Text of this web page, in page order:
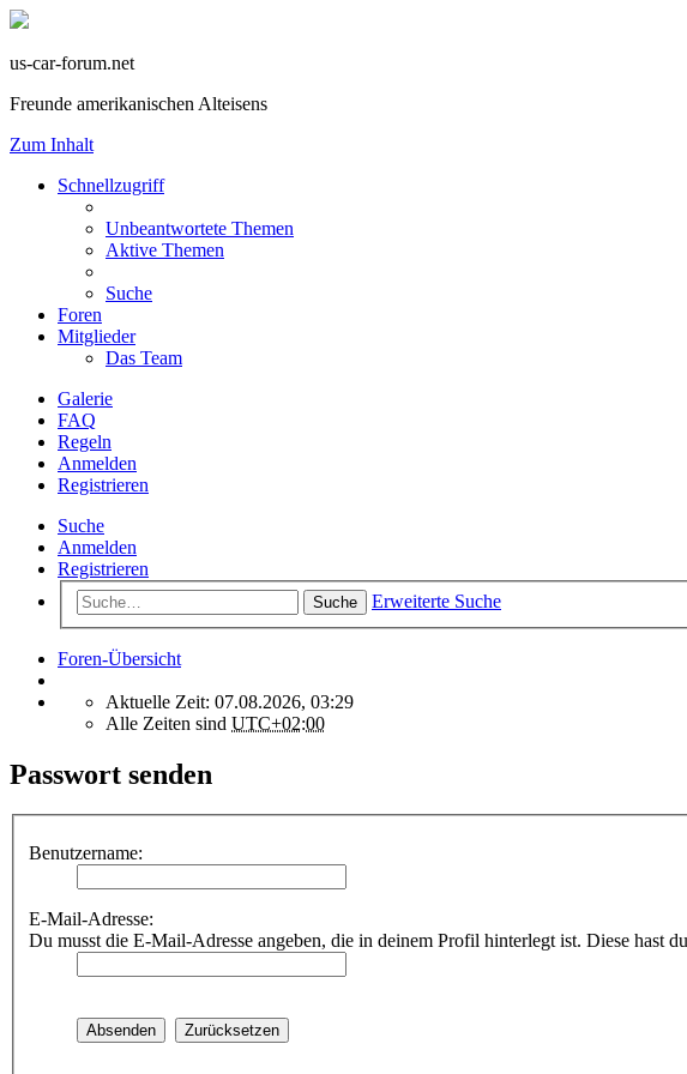
us-car-forum.net
Freunde amerikanischen Alteisens
Zum Inhalt
Schnellzugriff
Unbeantwortete Themen
Aktive Themen
Suche
Foren
Mitglieder
Das Team
Galerie
FAQ
Regeln
Anmelden
Registrieren
Suche
Anmelden
Registrieren
Suche Erweiterte Suche
Foren-Übersicht
Aktuelle Zeit: 07.08.2026, 03:29
Alle Zeiten sind UTC+02:00
Passwort senden
Benutzername:
E-Mail-Adresse:
Du musst die E-Mail-Adresse angeben, die in deinem Profil hinterlegt ist. Diese hast